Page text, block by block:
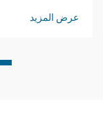
اختر بذكاء —
عرض المزيد